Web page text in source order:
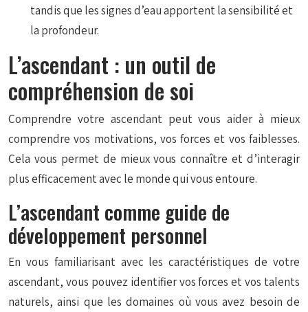
tandis que les signes d’eau apportent la sensibilité et
la profondeur.
L’ascendant : un outil de
compréhension de soi
Comprendre votre ascendant peut vous aider à mieux
comprendre vos motivations, vos forces et vos faiblesses.
Cela vous permet de mieux vous connaître et d’interagir
plus efficacement avec le monde qui vous entoure.
L’ascendant comme guide de
développement personnel
En vous familiarisant avec les caractéristiques de votre
ascendant, vous pouvez identifier vos forces et vos talents
naturels, ainsi que les domaines où vous avez besoin de